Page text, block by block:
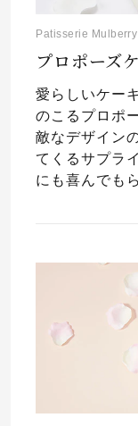
Patisserie Mulberry
プロポー
愛らしいケー
のこるプロポ
敵なデザイン
てくるサプラ
にも喜んでも